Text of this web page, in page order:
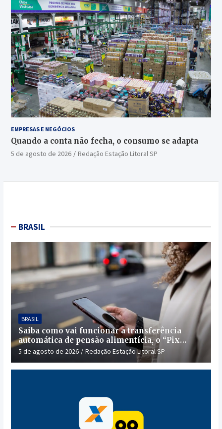
EMPRESAS E NEGÓCIOS
Quando a conta não fecha, o consumo se adapta
5 de agosto de 2026 Redação Estação Litoral SP
BRASIL
BRASIL
Saiba como vai funcionar a transferência
automática de pensão alimentícia, o “Pix
Pensão”
5 de agosto de 2026 Redação Estação Litoral SP